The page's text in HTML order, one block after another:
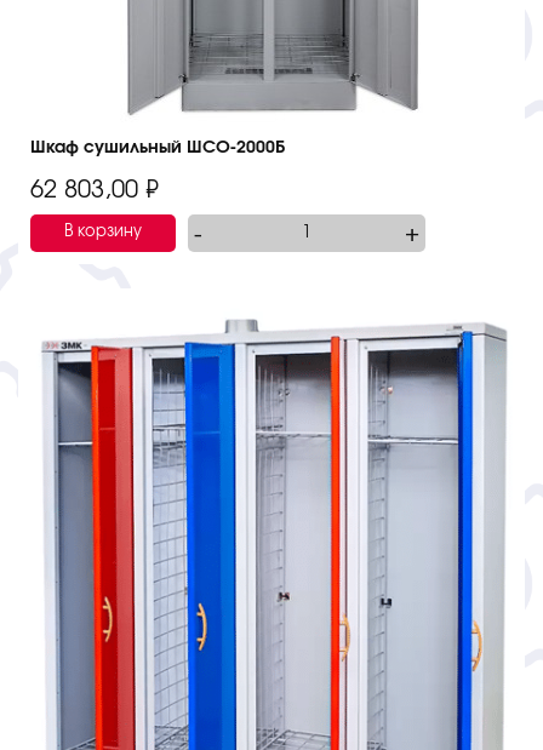
Шкаф сушильный ШСО-2000Б
62 803,00 ₽
В корзину +
-